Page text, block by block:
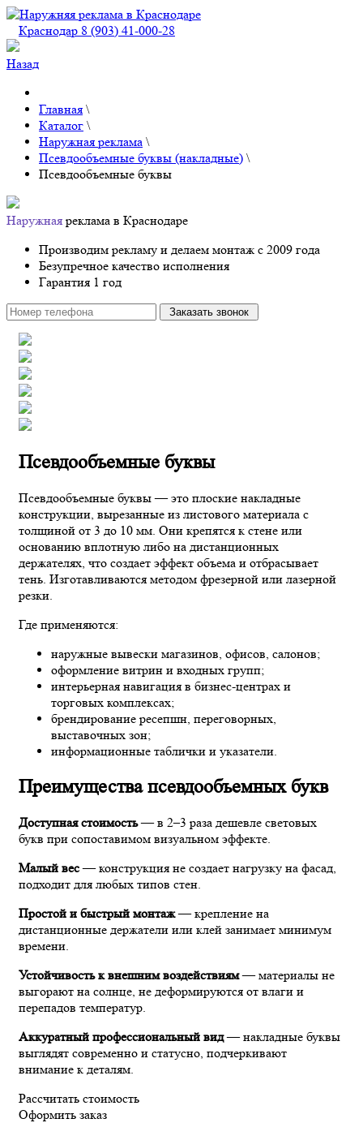
Краснодар 8 (903) 41-000-28
Назад
Главная \
Каталог \
Наружная реклама \
Псевдообъемные буквы (накладные) \
Псевдообъемные буквы
Наружная реклама в Краснодаре
Производим рекламу и делаем монтаж с 2009 года
Безупречное качество исполнения
Гарантия 1 год
Псевдообъемные буквы
Псевдообъемные буквы — это плоские накладные
конструкции, вырезанные из листового материала с
толщиной от 3 до 10 мм. Они крепятся к стене или
основанию вплотную либо на дистанционных
держателях, что создает эффект объема и отбрасывает
тень. Изготавливаются методом фрезерной или лазерной
резки.
Где применяются:
наружные вывески магазинов, офисов, салонов;
оформление витрин и входных групп;
интерьерная навигация в бизнес-центрах и
торговых комплексах;
брендирование ресепшн, переговорных,
выставочных зон;
информационные таблички и указатели.
Преимущества псевдообъемных букв
Доступная стоимость— в 2–3 раза дешевле световых
букв при сопоставимом визуальном эффекте.
Малый вес— конструкция не создает нагрузку на фасад,
подходит для любых типов стен.
Простой и быстрый монтаж— крепление на
дистанционные держатели или клей занимает минимум
времени.
Устойчивость к внешним воздействиям— материалы не
выгорают на солнце, не деформируются от влаги и
перепадов температур.
Аккуратный профессиональный вид— накладные буквы
выглядят современно и статусно, подчеркивают
внимание к деталям.
Рассчитать стоимость
Оформить заказ